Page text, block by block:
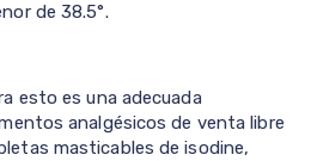
de 38.5°.
esto es una adecuada
analgésicos de venta libre
masticables de isodine,